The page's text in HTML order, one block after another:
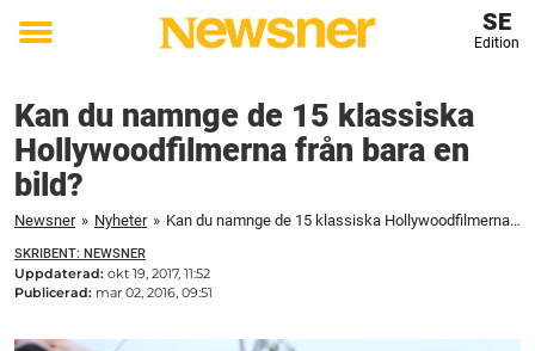
Toggle
SE
Edition
Kan du namnge de 15 klassiska
Hollywoodfilmerna från bara en
bild?
Newsner » Nyheter » Kan du namnge de 15 klassiska Hollywoodfilmerna från bara en bild?
SKRIBENT: NEWSNER
Uppdaterad: okt 19, 2017, 11:52
Publicerad: mar 02, 2016, 09:51